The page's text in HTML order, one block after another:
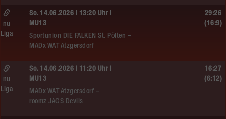
So. 14.06.2026 | 13:20 Uhr |
MU13
Sportunion DIE FALKEN St. Pölten –
MADx WAT Atzgersdorf
nu
Liga
29:26
(16:9)
So. 14.06.2026 | 11:20 Uhr |
MU13
MADx WAT Atzgersdorf –
roomz JAGS Devils
nu
Liga
16:27
(6:12)